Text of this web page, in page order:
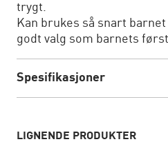
trygt.
Kan brukes så snart
godt valg som barnets
Spesifikasjoner
LIGNENDE PRODUKTER